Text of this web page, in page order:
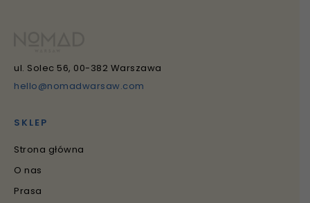
ul. Solec 56, 00-382 Warszawa
hello@nomadwarsaw.com
SKLEP
Strona główna
O nas
Prasa